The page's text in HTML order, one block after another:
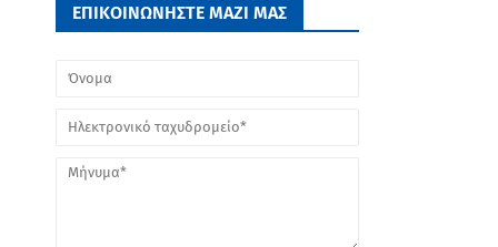
ΕΠΙΚΟΙΝΩΝΗΣΤΕ ΜΑΖΙ ΜΑΣ